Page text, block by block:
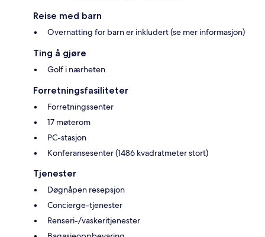
Reise med barn
Overnatting for barn er inkludert (se mer informasjon)
Ting å gjøre
Golf i nærheten
Forretningsfasiliteter
Forretningssenter
17 møterom
PC-stasjon
Konferansesenter (1486 kvadratmeter stort)
Tjenester
Døgnåpen resepsjon
Concierge-tjenester
Renseri-/vaskeritjenester